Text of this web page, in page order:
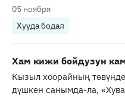
05 ноября
Хууда бодал
Хам кижи бойдузун
Кызыл хоорайның
дүшкен санымда-ла,